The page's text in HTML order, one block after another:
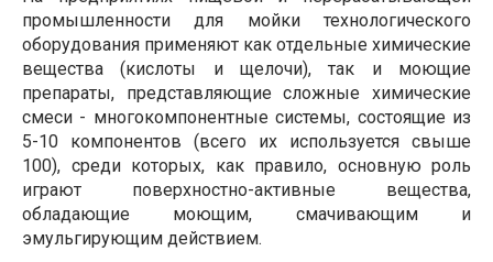
промышленности для мойки технологического
оборудования применяют как отдельные химические
вещества (кислоты и щелочи), так и моющие
препараты, представляющие сложные химические
смеси - многокомпонентные системы, состоящие из
5-10 компонентов (всего их используется свыше
100), среди которых, как правило, основную роль
играют поверхностно-активные вещества,
обладающие моющим, смачивающим и
эмульгирующим действием.